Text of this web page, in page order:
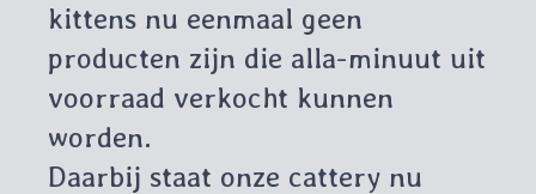
kittens nu eenmaal geen
producten zijn die alla-minuut uit
voorraad verkocht kunnen
worden.
Daarbij staat onze cattery nu